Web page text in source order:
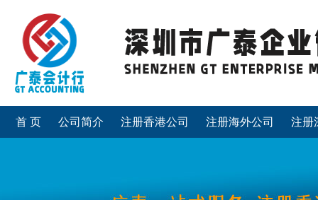
首 页 公司简介 注册香港公司 注册海外公司 注册